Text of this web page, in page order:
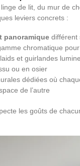
linge de lit, du mur de
leviers concrets :
panoramique différent
chromatique pour
et guirlandes
ou en osier
dédiées où
de l’autre
les goûts de